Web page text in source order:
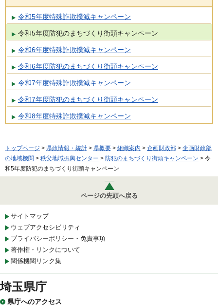
令和5年度特殊詐欺撲滅キャンペーン
令和5年度防犯のまちづくり街頭キャンペーン
令和6年度特殊詐欺撲滅キャンペーン
令和6年度防犯のまちづくり街頭キャンペーン
令和7年度特殊詐欺撲滅キャンペーン
令和7年度防犯のまちづくり街頭キャンペーン
令和8年度特殊詐欺撲滅キャンペーン
トップページ > 県政情報・統計 > 県概要 > 組織案内 > 企画財政部 > 企画財政部
の地域機関 > 秩父地域振興センター > 防犯のまちづくり街頭キャンペーン > 令
和5年度防犯のまちづくり街頭キャンペーン
ページの先頭へ戻る
サイトマップ
ウェブアクセシビリティ
プライバシーポリシー・免責事項
著作権・リンクについて
関係機関リンク集
埼玉県庁
県庁へのアクセス